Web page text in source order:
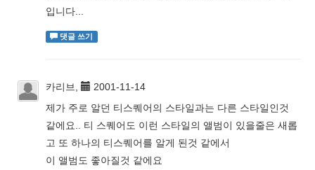
입니다...
댓글 쓰기
카리브,
2001-11-14
제가 주로 알던 티스퀘어의 스타일과는 다른 스타일인것
같에요.. 티 스퀘어도 이런 스타일의 앨범이 있을줄은 새롭
고 또 하나의 티스퀘어를 알게 된것 같에서
이 앨범도 좋아질것 같에요